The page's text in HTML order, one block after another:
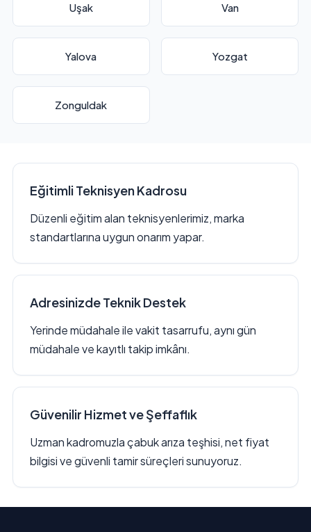
Uşak Van
Yalova Yozgat
Zonguldak
Eğitimli Teknisyen Kadrosu
Düzenli eğitim alan teknisyenlerimiz, marka
standartlarına uygun onarım yapar.
Adresinizde Teknik Destek
Yerinde müdahale ile vakit tasarrufu, aynı gün
müdahale ve kayıtlı takip imkânı.
Güvenilir Hizmet ve Şeffaflık
Uzman kadromuzla çabuk arıza teşhisi, net fiyat
bilgisi ve güvenli tamir süreçleri sunuyoruz.